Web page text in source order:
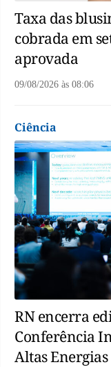
Taxa das
cobrada em
aprovada
09/08/2026 às 08:06
Ciência
RN encerra
Conferência
Altas Energias